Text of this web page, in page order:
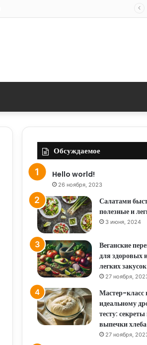
Обсуждаемое
Hello world!
26 ноября, 2023
Салатами
полезные и
3 июня, 2024
Веганские
для здоровых
легких закусок
27 ноября,
Мастер-класс
идеальному
тесту:
выпечки
27 ноября,